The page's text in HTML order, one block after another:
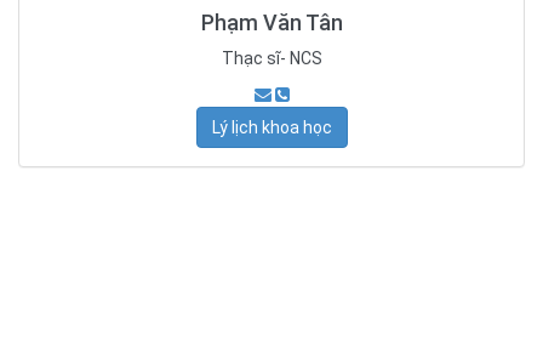
Phạm Văn Tân
Thạc sĩ- NCS
Lý lịch khoa học